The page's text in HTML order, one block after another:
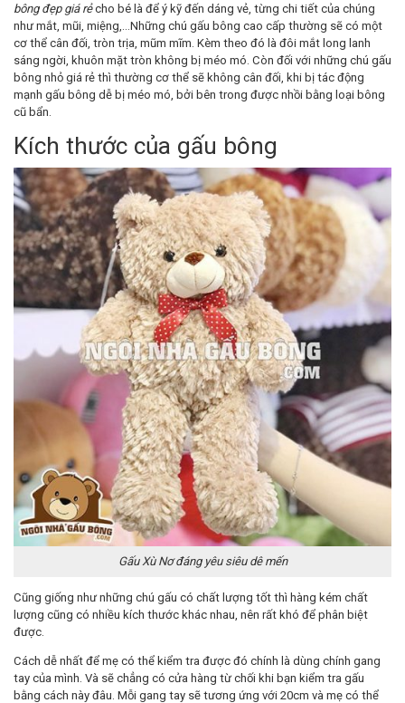
bông đẹp giá rẻcho bé là để ý kỹ đến dáng vẻ, từng chi tiết của chúng
như mắt, mũi, miệng,…Những chú gấu bông cao cấp thường sẽ có một
cơ thể cân đối, tròn trịa, mũm mĩm. Kèm theo đó là đôi mắt long lanh
sáng ngời, khuôn mặt tròn không bị méo mó. Còn đối với những chú gấu
bông nhỏ giá rẻ thì thường cơ thể sẽ không cân đối, khi bị tác động
mạnh gấu bông dễ bị méo mó, bởi bên trong được nhồi bằng loại bông
cũ bẩn.
Kích thước của gấu bông
Gấu Xù Nơ đáng yêu siêu dê mến
Cũng giống như những chú gấu có chất lượng tốt thì hàng kém chất
lượng cũng có nhiều kích thước khác nhau, nên rất khó để phân biệt
được.
Cách dễ nhất để mẹ có thể kiểm tra được đó chính là dùng chính gang
tay của mình. Và sẽ chẳng có cửa hàng từ chối khi bạn kiểm tra gấu
bằng cách này đâu. Mỗi gang tay sẽ tương ứng với 20cm và mẹ có thể